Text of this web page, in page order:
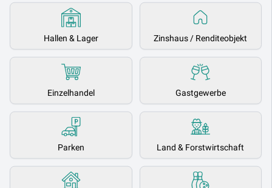
Hallen & Lager Zinshaus / Renditeobjekt
Einzelhandel Gastgewerbe
Parken Land & Forstwirtschaft